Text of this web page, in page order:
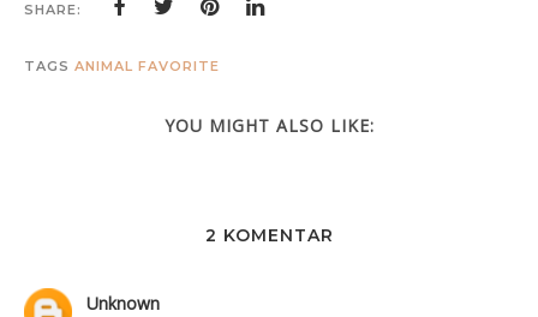
SHARE:
TAGS ANIMAL FAVORITE
YOU MIGHT ALSO LIKE:
2 KOMENTAR
Unknown